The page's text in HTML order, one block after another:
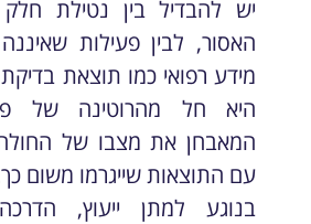
יש להבדיל בין נטילת
האסור, לבין פעילות
מידע רפואי כמו תוצאת
היא חל מהרוטינה של
המאבחן את מצבו של
עם התוצאות שייגרמו משום
בנוגע למתן ייעוץ,